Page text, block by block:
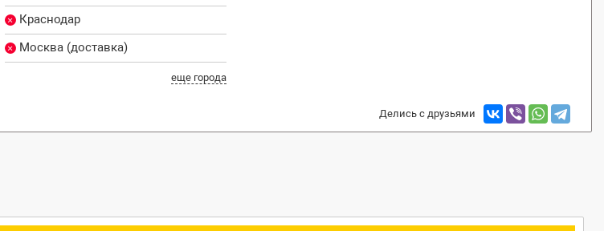
Краснодар
Москва (доставка)
еще города
Делись с друзьями